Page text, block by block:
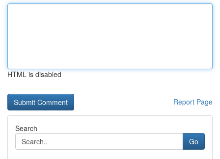
HTML is disabled
Report Page
Search
Go